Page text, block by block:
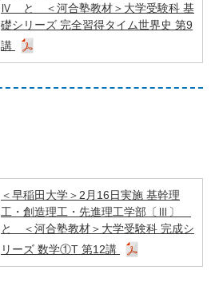
Ⅳ と ＜河合塾教材＞大学受験科 基
礎シリーズ 完全習得タイム世界史 第9
講
＜早稲田大学＞2月16日実施 基幹理
工・創造理工・先進理工学部〔Ⅲ〕
と ＜河合塾教材＞大学受験科 完成シ
リーズ 数学①T 第12講